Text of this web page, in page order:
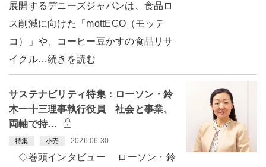
展開するデニーズジャパンは、食品ロ
ス削減に向けた「mottECO（モッテ
コ）」や、コーヒー豆かすの食品リサ
イクル…続きを読む
サステナビリティ特集：ローソン・鈴
木一十三理事執行役員 社会と事業、
両軸で持…
特集 小売 2026.06.30
◇巻頭インタビュー ローソン・鈴